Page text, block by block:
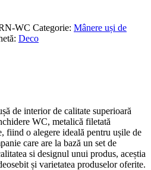
WC Categorie: Mânere uși de
Deco
de interior de calitate superioară
WC, metalică filetată
o alegere ideală pentru ușile de
care are la bază un set de
si designul unui produs, aceștia
și varietatea produselor oferite.